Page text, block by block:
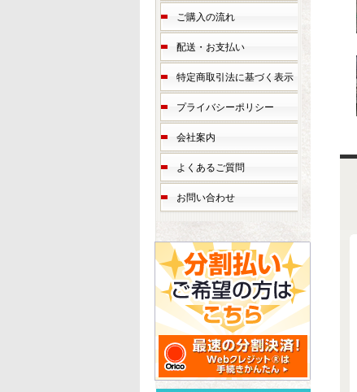
ご購入の流れ
配送・お支払い
特定商取引法に基づく表示
プライバシーポリシー
会社案内
よくあるご質問
お問い合わせ